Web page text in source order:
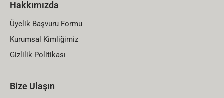
Hakkımızda
Üyelik Başvuru Formu
Kurumsal Kimliğimiz
Gizlilik Politikası
Bize Ulaşın